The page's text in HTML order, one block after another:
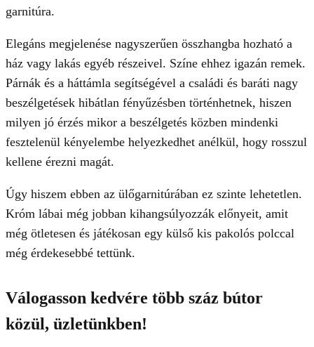
garnitúra.
Elegáns megjelenése nagyszerűen összhangba hozható a
ház vagy lakás egyéb részeivel. Színe ehhez igazán remek.
Párnák és a háttámla segítségével a családi és baráti nagy
beszélgetések hibátlan fényűzésben történhetnek, hiszen
milyen jó érzés mikor a beszélgetés közben mindenki
fesztelenül kényelembe helyezkedhet anélkül, hogy rosszul
kellene érezni magát.
Úgy hiszem ebben az ülőgarnitúrában ez szinte lehetetlen.
Króm lábai még jobban kihangsúlyozzák előnyeit, amit
még ötletesen és játékosan egy külső kis pakolós polccal
még érdekesebbé tettünk.
Válogasson kedvére több száz bútor
közül, üzletünkben!